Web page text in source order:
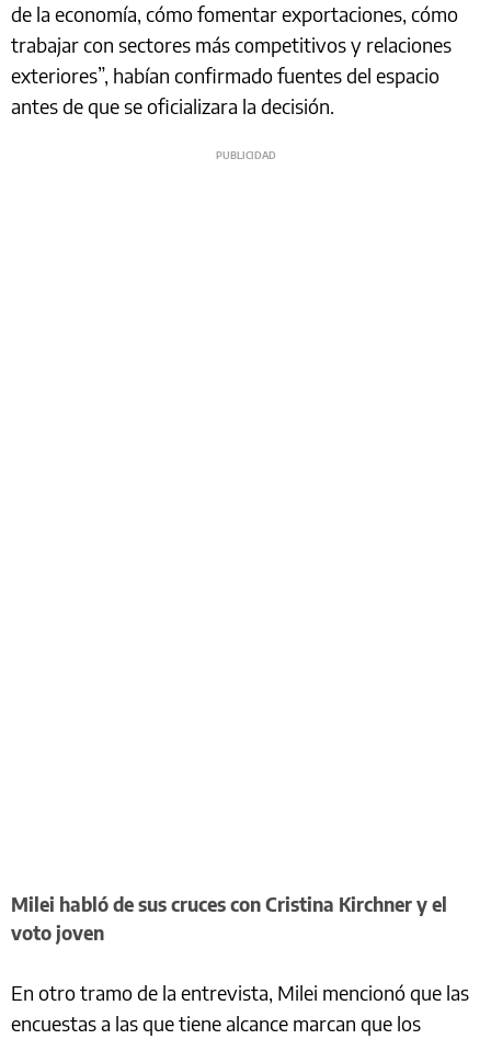
de la economía, cómo fomentar exportaciones, cómo
trabajar con sectores más competitivos y relaciones
exteriores”, habían confirmado fuentes del espacio
antes de que se oficializara la decisión.
Milei habló de sus cruces con Cristina Kirchner y el
voto joven
En otro tramo de la entrevista, Milei mencionó que las
encuestas a las que tiene alcance marcan que los